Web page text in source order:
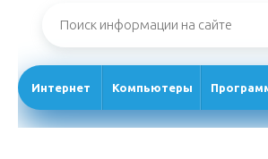
Интернет Компьютеры